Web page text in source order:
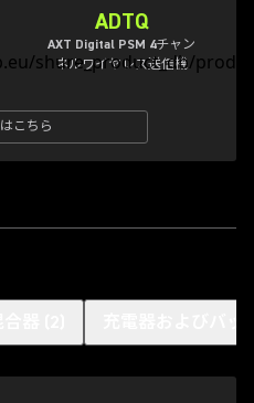
ADTQ
AXT Digital PSM 4チャン
ネルワイヤレス送信機
こちら